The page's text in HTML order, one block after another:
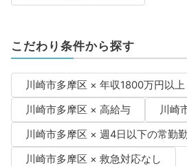
こだわり条件から探す
川崎市多摩区 × 年収1800万円以上
川崎市多摩区 × 高給与
川崎
川崎市多摩区 × 週4日以下の常勤
川崎市多摩区 × 救急対応なし